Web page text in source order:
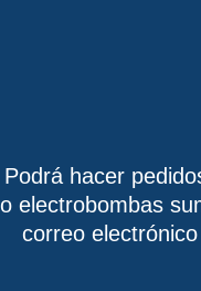
Podrá hacer
o electrobombas
correo